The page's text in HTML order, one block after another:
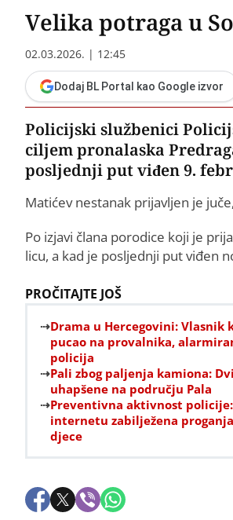
Velika potraga u
02.03.2026. | 12:45
Dodaj BL Portal kao Google izvor
Policijski službenici
ciljem pronalaska
posljednji put viđen 9.
Matićev nestanak prijavljen je
Po izjavi člana porodice koji je
licu, a kad je posljednji put viđen
PROČITAJTE JOŠ
Drama u Hercegovini: Vlasnik
pucao na provalnika,
policija
Pali zbog paljenja kamiona:
uhapšene na području Pala
Preventivna aktivnost
internetu zabilježena
djece